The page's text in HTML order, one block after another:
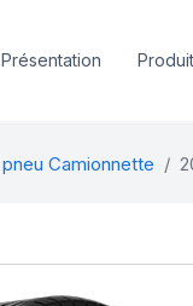
Présentation
pneu Camionnette